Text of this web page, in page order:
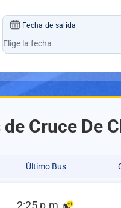
Fecha de salida
Cruce De
Último Bus
2:25 p.m.